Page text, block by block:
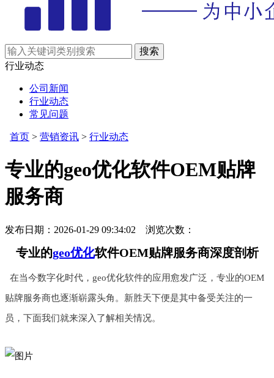
行业动态
公司新闻
行业动态
常见问题
首页 > 营销资讯 > 行业动态
专业的geo优化软件OEM贴牌
服务商
发布日期：2026-01-29 09:34:02 浏览次数：
专业的geo优化软件OEM贴牌服务商深度剖析
在当今数字化时代，geo优化软件的应用愈发广泛，专业的OEM
贴牌服务商也逐渐崭露头角。新胜天下便是其中备受关注的一
员，下面我们就来深入了解相关情况。